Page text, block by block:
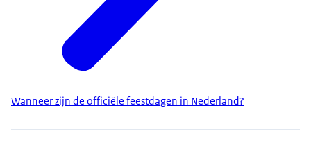
Wanneer zijn de officiële feestdagen in Nederland?